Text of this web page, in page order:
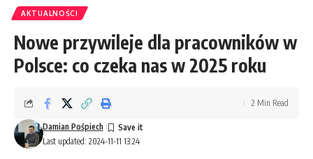
AKTUALNOŚCI
Nowe przywileje dla pracowników w
Polsce: co czeka nas w 2025 roku
Last updated: 2024-11-11 13:24
Damian Pośpiech
2 Min Read